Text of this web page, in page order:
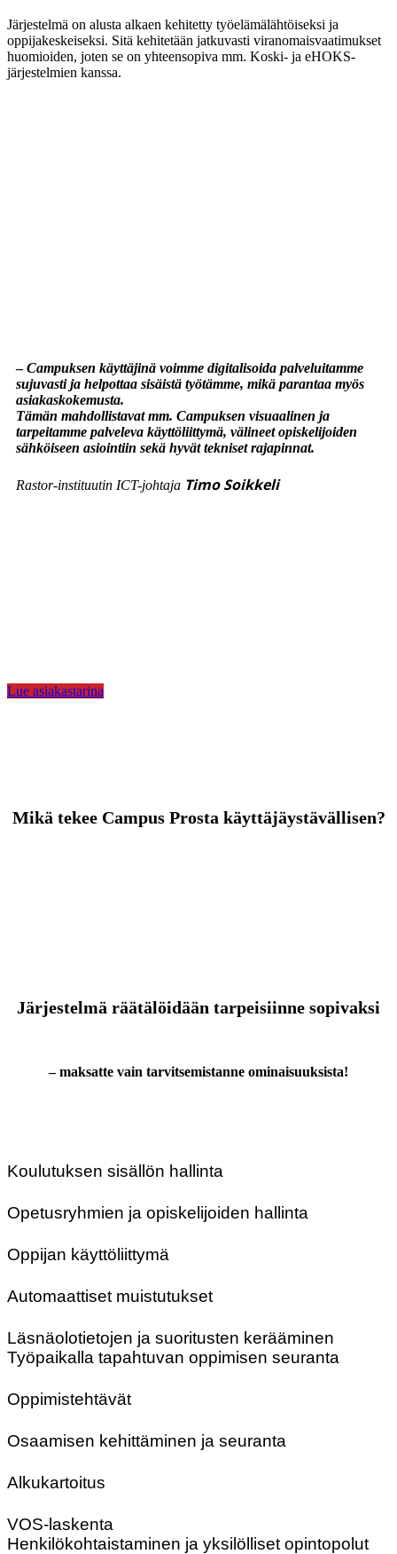
Järjestelmä on alusta alkaen kehitetty työelämälähtöiseksi ja
oppijakeskeiseksi. Sitä kehitetään jatkuvasti viranomaisvaatimukset
huomioiden, joten se on yhteensopiva mm. Koski- ja eHOKS-
järjestelmien kanssa.
–Campuksen käyttäjinä voimme digitalisoida palveluitamme
sujuvasti ja helpottaa sisäistä työtämme, mikä parantaa myös
asiakaskokemusta.
Tämän mahdollistavat mm. Campuksen visuaalinen ja
tarpeitamme palveleva käyttöliittymä, välineet opiskelijoiden
sähköiseen asiointiin sekä hyvät tekniset rajapinnat.
Rastor-instituutin ICT-johtaja Timo Soikkeli
Lue asiakastarina
Mikä tekee Campus Prosta käyttäjäystävällisen?
Järjestelmä räätälöidään tarpeisiinne sopivaksi
– maksatte vain tarvitsemistanne ominaisuuksista!
Koulutuksen sisällön hallinta
Opetusryhmien ja opiskelijoiden hallinta
Oppijan käyttöliittymä
Automaattiset muistutukset
Läsnäolotietojen ja suoritusten kerääminen
Työpaikalla tapahtuvan oppimisen seuranta
Oppimistehtävät
Osaamisen kehittäminen ja seuranta
Alkukartoitus
VOS-laskenta
Henkilökohtaistaminen ja yksilölliset opintopolut